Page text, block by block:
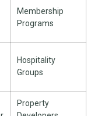
Membership
Programs
Hospitality
Groups
Property